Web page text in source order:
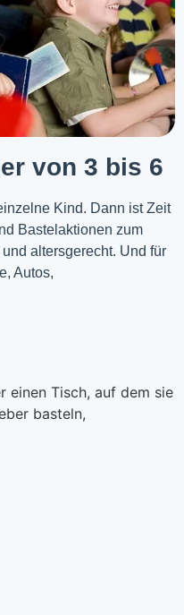
von 3 bis 6
Kind. Dann ist Zeit
Bastelaktionen zum
altersgerecht. Und für
Autos,